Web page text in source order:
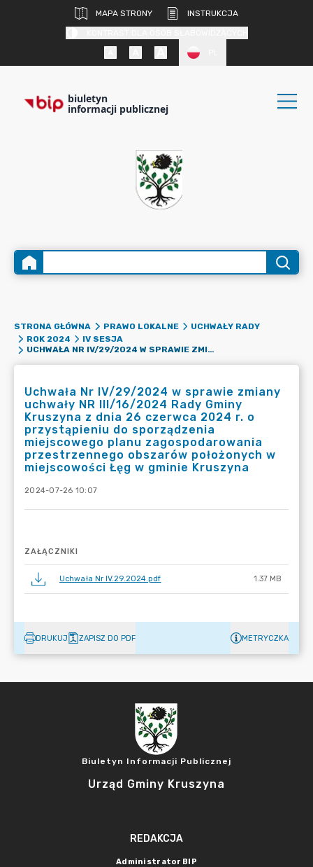
MAPA STRONY
INSTRUKCJA
biuletyn
informacji publicznej
STRONA GŁÓWNA PRAWO LOKALNE
UCHWAŁY RADY
ROK 2024
IV SESJA
UCHWAŁA NR IV/29/2024 W SPRAWIE ZMIANY UCHWAŁY NR III/16/2024 RADY GMINY KRUSZYNA Z DNIA 26 CZERWCA 2024 R. O PRZYSTĄPIENIU DO SPORZĄDZENIA MIEJSCOWEGO PLANU ZAGOSPODAROWANIA PRZESTRZENNEGO OBSZARÓW POŁOŻONYCH W MIEJSCOWOŚCI ŁĘG W GMINIE KRUSZYNA
Uchwała Nr IV/29/2024 w sprawie zmiany
uchwały NR III/16/2024 Rady Gminy
Kruszyna z dnia 26 czerwca 2024 r. o
przystąpieniu do sporządzenia
miejscowego planu zagospodarowania
przestrzennego obszarów położonych w
miejscowości Łęg w gminie Kruszyna
2024-07-26 10:07
ZAŁĄCZNIKI
Uchwała Nr IV.29.2024.pdf 1.37 MB
DRUKUJ ZAPISZ DO PDF METRYCZKA
Biuletyn Informacji Publicznej
Urząd Gminy Kruszyna
REDAKCJA
Administrator BIP